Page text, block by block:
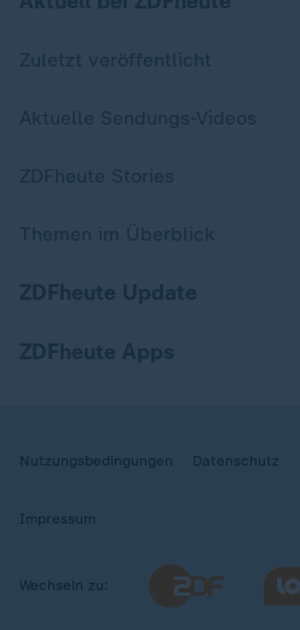
Nutzungsbedingungen Datenschutz
Impressum
Wechseln zu: